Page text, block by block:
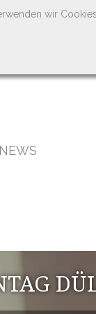
wir
NEWS